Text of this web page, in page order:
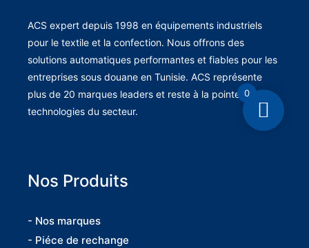
ACS expert depuis 1998 en équipements industriels
pour le textile et la confection. Nous offrons des
solutions automatiques performantes et fiables pour les
entreprises sous douane en Tunisie. ACS représente
plus de 20 marques leaders et reste à la pointe des
technologies du secteur.
Nos Produits
- Nos marques
- Piéce de rechange
0